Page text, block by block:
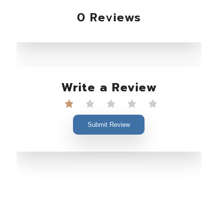
0 Reviews
Write a Review
Submit Review